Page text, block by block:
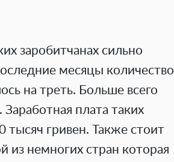
заробитчанах сильно
месяцы количество
на треть. Больше всего
плата таких
тысяч гривен. Также стоит
из немногих стран которая